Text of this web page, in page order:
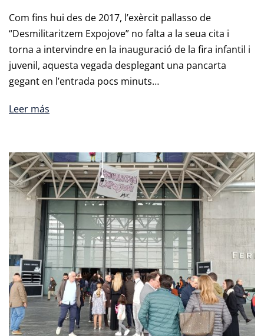
Com fins hui des de 2017, l’exèrcit pallasso de
“Desmilitaritzem Expojove” no falta a la seua cita i
torna a intervindre en la inauguració de la fira infantil i
juvenil, aquesta vegada desplegant una pancarta
gegant en l’entrada pocs minuts…
Leer más